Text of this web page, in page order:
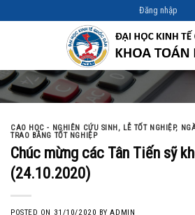
to
Đăng nhập
CAO HỌC - NGHIÊN CỨU SINH, LỄ TỐT NGHIỆP,
TRAO BẰNG TỐT NGHIỆP
Chúc mừng các Tân Tiến sỹ
(24.10.2020)
POSTED ON 31/10/2020 BYADMIN